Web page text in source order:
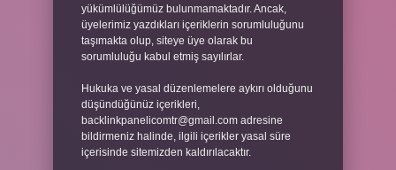
yükümlülüğümüz bulunmamaktadır. Ancak,
üyelerimiz yazdıkları içeriklerin sorumluluğunu
taşımakta olup, siteye üye olarak bu
sorumluluğu kabul etmiş sayılırlar.
Hukuka ve yasal düzenlemelere aykırı olduğunu
düşündüğünüz içerikleri,
backlinkpanelicomtr@gmail.com adresine
bildirmeniz halinde, ilgili içerikler yasal süre
içerisinde sitemizden kaldırılacaktır.